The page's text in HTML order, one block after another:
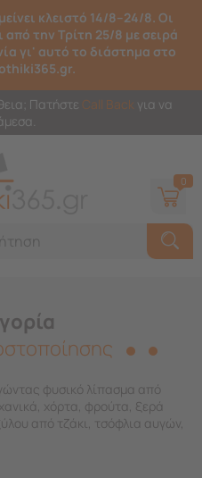
κλειστό 14/8–24/8. Οι
από την Τρίτη 25/8 με σειρά
γι' αυτό το διάστημα στο
Πατήστε Call Back για να
0
φυσικό λίπασμα από
χόρτα, φρούτα, ξερά
από τζάκι, τσόφλια αυγών,